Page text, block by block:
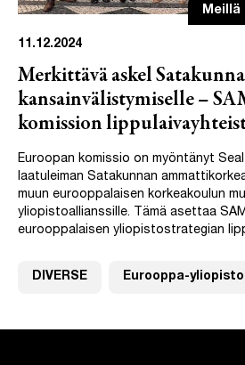
11.12.2024
Merkittävä askel
kansainvälistymiselle –
komission
Euroopan komissio on myöntänyt
laatuleiman Satakunnan
muun eurooppalaisen korkeakoulun
yliopistoallianssille. Tämä asettaa
eurooppalaisen yliopistostrategian
DIVERSE Eurooppa-yliopisto